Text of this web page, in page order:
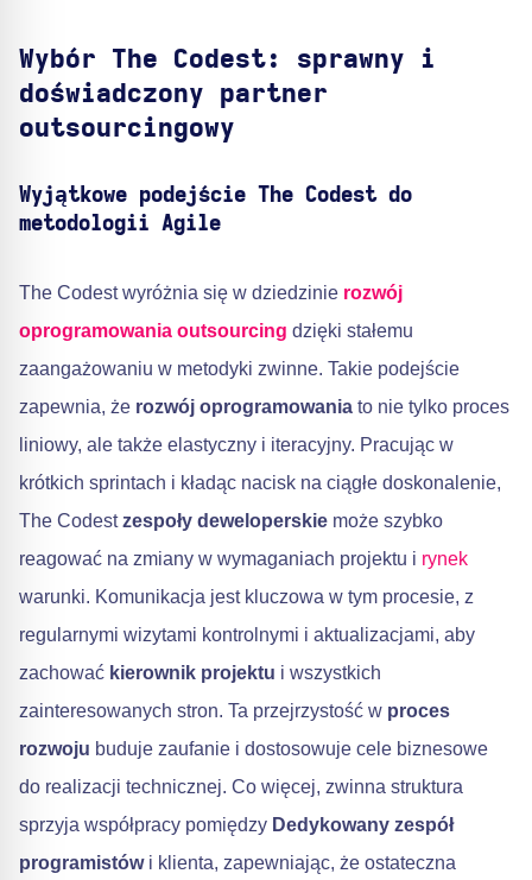
Wybór The Codest: sprawny i
doświadczony partner
outsourcingowy
Wyjątkowe podejście The Codest do
metodologii Agile
The Codest wyróżnia się w dziedzinie rozwój
oprogramowania outsourcing dzięki stałemu
zaangażowaniu w metodyki zwinne. Takie podejście
zapewnia, że rozwój oprogramowania to nie tylko proces
liniowy, ale także elastyczny i iteracyjny. Pracując w
krótkich sprintach i kładąc nacisk na ciągłe doskonalenie,
The Codestzespoły deweloperskie może szybko
reagować na zmiany w wymaganiach projektu i rynek
warunki. Komunikacja jest kluczowa w tym procesie, z
regularnymi wizytami kontrolnymi i aktualizacjami, aby
zachować kierownik projektu i wszystkich
zainteresowanych stron. Ta przejrzystość w proces
rozwoju buduje zaufanie i dostosowuje cele biznesowe
do realizacji technicznej. Co więcej, zwinna struktura
sprzyja współpracy pomiędzy Dedykowany zespół
programistówi klienta, zapewniając, że ostateczna